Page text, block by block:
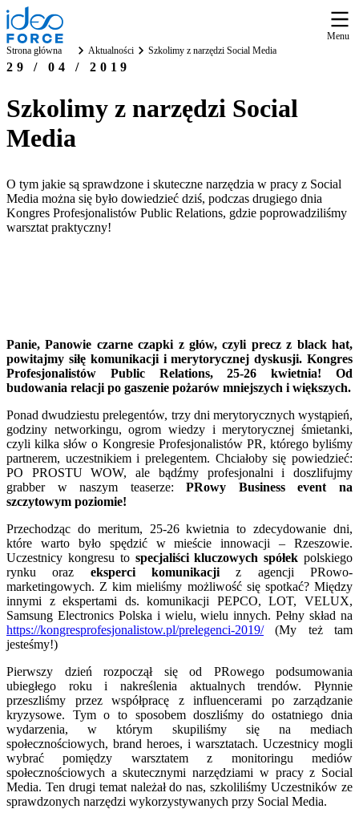
Menu
Strona główna
Aktualności Szkolimy z narzędzi Social Media
29 / 04 / 2019
Szkolimy z narzędzi Social
Media
O tym jakie są sprawdzone i skuteczne narzędzia w pracy z Social
Media można się było dowiedzieć dziś, podczas drugiego dnia
Kongres Profesjonalistów Public Relations, gdzie poprowadziliśmy
warsztat praktyczny!
Panie, Panowie czarne czapki z głów, czyli precz z black hat,
powitajmy siłę komunikacji i merytorycznej dyskusji. Kongres
Profesjonalistów Public Relations, 25-26 kwietnia! Od
budowania relacji po gaszenie pożarów mniejszych i większych.
Ponad dwudziestu prelegentów, trzy dni merytorycznych wystąpień,
godziny networkingu, ogrom wiedzy i merytorycznej śmietanki,
czyli kilka słów o Kongresie Profesjonalistów PR, którego byliśmy
partnerem, uczestnikiem i prelegentem. Chciałoby się powiedzieć:
PO PROSTU WOW, ale bądźmy profesjonalni i doszlifujmy
grabber w naszym teaserze:PRowy Business event na
szczytowym poziomie!
Przechodząc do meritum, 25-26 kwietnia to zdecydowanie dni,
które warto było spędzić w mieście innowacji – Rzeszowie.
Uczestnicy kongresu to specjaliści kluczowych spółek polskiego
rynku oraz eksperci komunikacjiz agencji PRowo-
marketingowych. Z kim mieliśmy możliwość się spotkać? Między
innymi z ekspertami ds. komunikacji PEPCO, LOT, VELUX,
Samsung Electronics Polska i wielu, wielu innych. Pełny skład na
https://kongresprofesjonalistow.pl/prelegenci-2019/(My też tam
jesteśmy!)
Pierwszy dzień rozpoczął się od PRowego podsumowania
ubiegłego roku i nakreślenia aktualnych trendów. Płynnie
przeszliśmy przez współpracę z influencerami po zarządzanie
kryzysowe. Tym o to sposobem doszliśmy do ostatniego dnia
wydarzenia, w którym skupiliśmy się na mediach
społecznościowych, brand heroes, i warsztatach. Uczestnicy mogli
wybrać pomiędzy warsztatem z monitoringu mediów
społecznościowych a skutecznymi narzędziami w pracy z Social
Media. Ten drugi temat należał do nas, szkoliliśmy Uczestników ze
sprawdzonych narzędzi wykorzystywanych przy Social Media.